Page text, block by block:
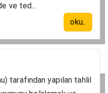
ve ted...
oku..
tarafından yapılan tahlil